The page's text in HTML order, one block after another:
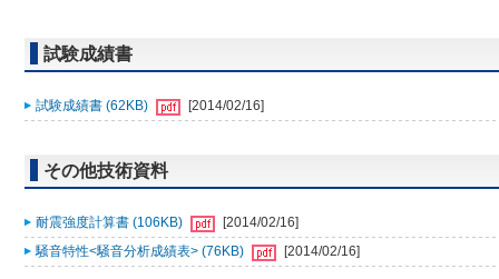
試験成績書
試験成績書 (62KB) [2014/02/16]
その他技術資料
耐震強度計算書 (106KB)
[2014/02/16]
騒音特性<騒音分析成績表> (76KB)
[2014/02/16]